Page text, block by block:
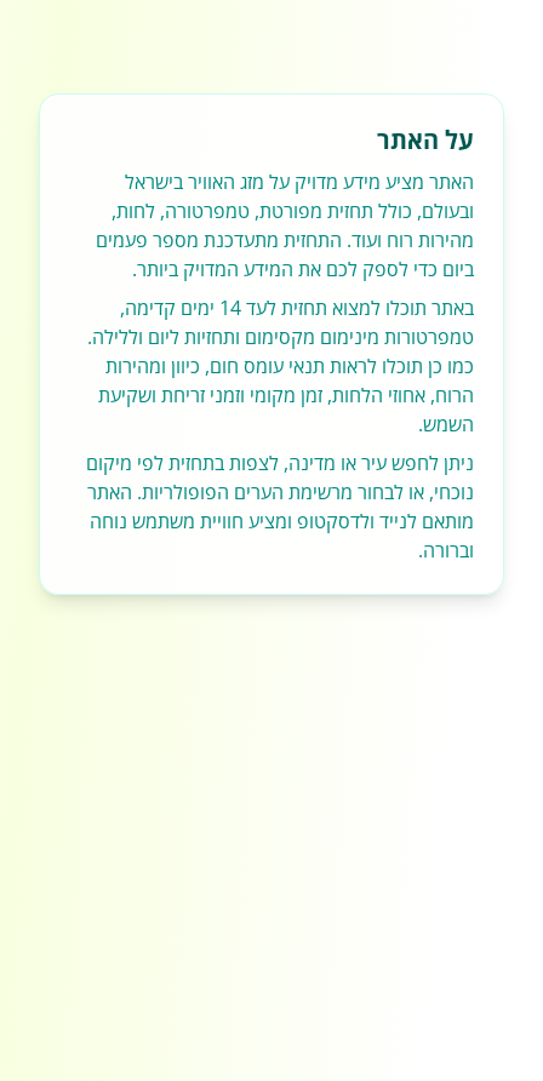
על האתר
האתר מציע מידע מדויק על מזג האוויר בישראל
ובעולם, כולל תחזית מפורטת, טמפרטורה, לחות,
מהירות רוח ועוד. התחזית מתעדכנת מספר פעמים
ביום כדי לספק לכם את המידע המדויק ביותר.
באתר תוכלו למצוא תחזית לעד 14 ימים קדימה,
טמפרטורות מינימום מקסימום ותחזיות ליום וללילה.
כמו כן תוכלו לראות תנאי עומס חום, כיוון ומהירות
הרוח, אחוזי הלחות, זמן מקומי וזמני זריחת ושקיעת
השמש.
ניתן לחפש עיר או מדינה, לצפות בתחזית לפי מיקום
נוכחי, או לבחור מרשימת הערים הפופולריות. האתר
מותאם לנייד ולדסקטופ ומציע חוויית משתמש נוחה
וברורה.